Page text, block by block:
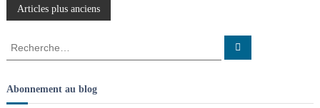
N
a
Articles plus anciens
R
h
e
R
c
Abonnement au blog